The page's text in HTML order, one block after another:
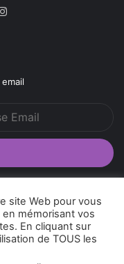
Instagram
|
DeltaNews par
Technologies
confidentialité
site Web pour vous
mémorisant vos
En cliquant sur
de TOUS les